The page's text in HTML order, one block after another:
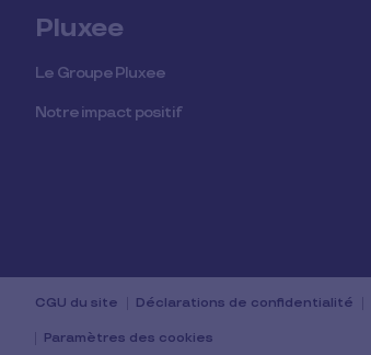
Pluxee
Le Groupe Pluxee
Notre impact positif
CGU du site Déclarations de confidentialité
Paramètres des cookies